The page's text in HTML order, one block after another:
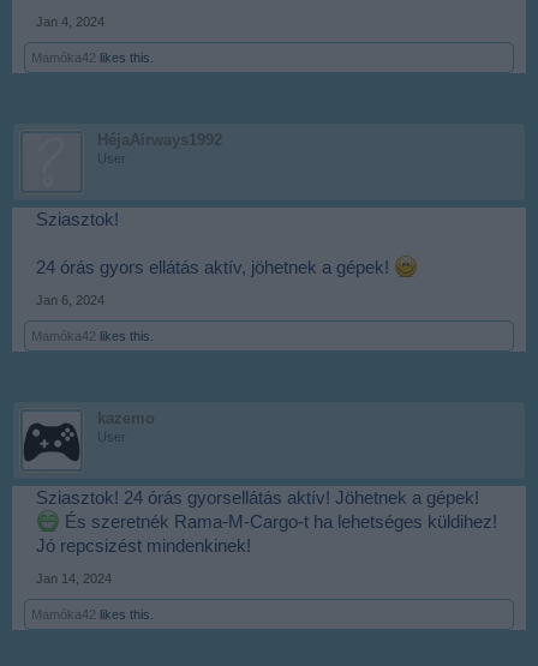
Jan 4, 2024
Mamóka42 likes this.
HéjaAirways1992
User
Sziasztok!
24 órás gyors ellátás aktív, jöhetnek a gépek!
Jan 6, 2024
Mamóka42 likes this.
kazemo
User
Sziasztok! 24 órás gyorsellátás aktív! Jöhetnek a gépek!
És szeretnék Rama-M-Cargo-t ha lehetséges küldihez!
Jó repcsizést mindenkinek!
Jan 14, 2024
Mamóka42 likes this.